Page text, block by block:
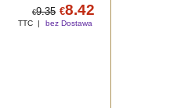
€9.35 €8.42
TTC bez Dostawa